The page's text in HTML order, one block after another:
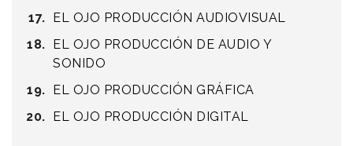
EL OJO PRODUCCIÓN AUDIOVISUAL
EL OJO PRODUCCIÓN DE AUDIO Y
SONIDO
EL OJO PRODUCCIÓN GRÁFICA
EL OJO PRODUCCIÓN DIGITAL